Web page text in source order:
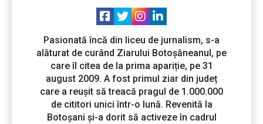
Pasionată încă din liceu de jurnalism, s-a
alăturat de curând Ziarului Botoșăneanul, pe
care îl citea de la prima apariție, pe 31
august 2009. A fost primul ziar din județ
care a reușit să treacă pragul de 1.000.000
de cititori unici într-o lună. Revenită la
Botoșani și-a dorit să activeze în cadrul